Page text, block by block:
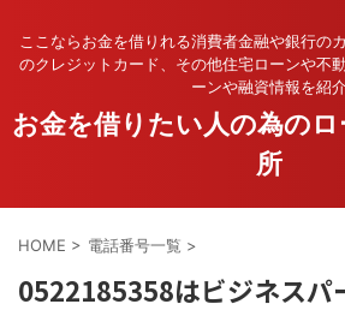
ここならお金を借りれる消費者金融や銀行の
のクレジットカード、その他住宅ローンや不
ーンや融資情報を紹
お金を借りたい人の為の
所
HOME > 電話番号一覧 >
0522185358はビジネスパ